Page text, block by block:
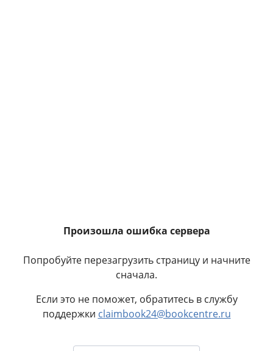
Произошла ошибка сервера
Попробуйте перезагрузить страницу и начните
сначала.
Если это не поможет, обратитесь в службу
поддержки claimbook24@bookcentre.ru